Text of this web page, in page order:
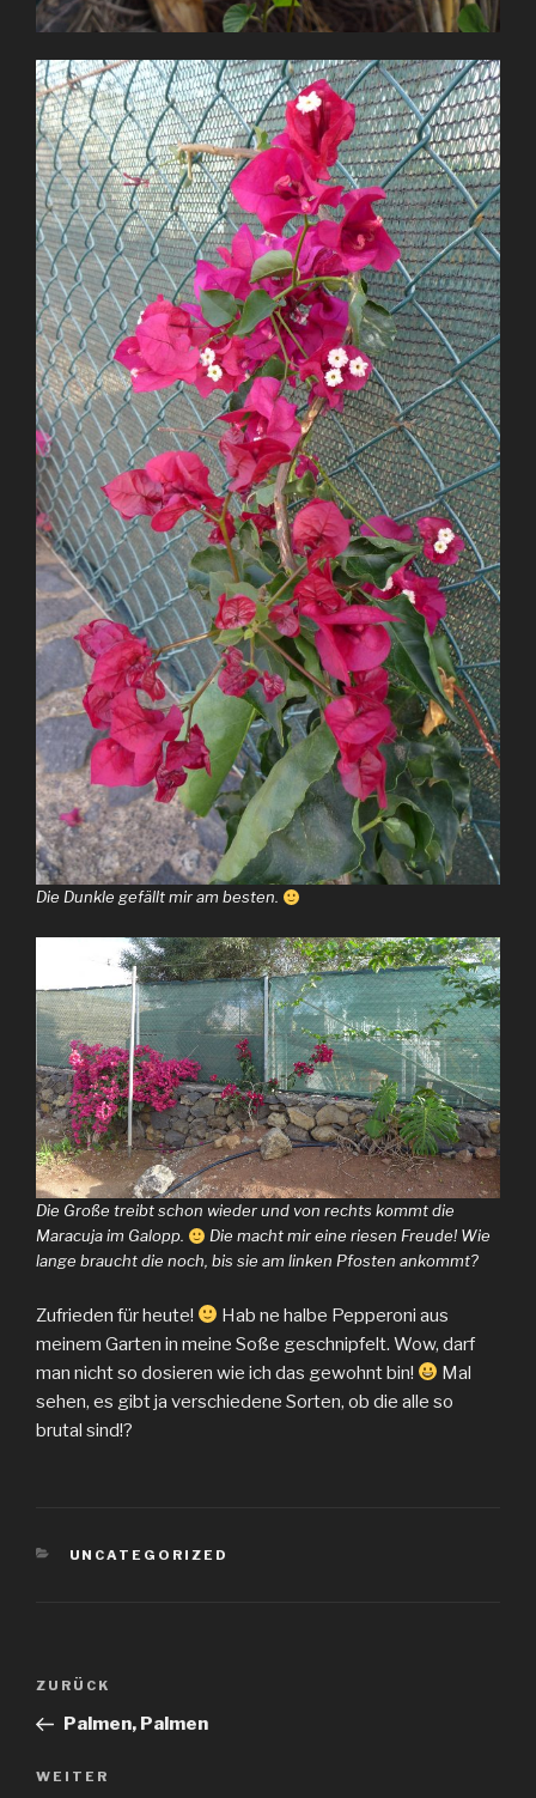
Die Dunkle gefällt mir am besten.
Die Große treibt schon wieder und von rechts kommt die
Maracuja im Galopp.
Die macht mir eine riesen Freude! Wie
lange braucht die noch, bis sie am linken Pfosten ankommt?
Zufrieden für heute!
Hab ne halbe Pepperoni aus
meinem Garten in meine Soße geschnipfelt. Wow, darf
man nicht so dosieren wie ich das gewohnt bin!
Mal
sehen, es gibt ja verschiedene Sorten, ob die alle so
brutal sind!?
KATEGORIEN
UNCATEGORIZED
Beitragsnavigation
Vorheriger
Beitrag
ZURÜCK
Palmen, Palmen
Nächster
WEITER